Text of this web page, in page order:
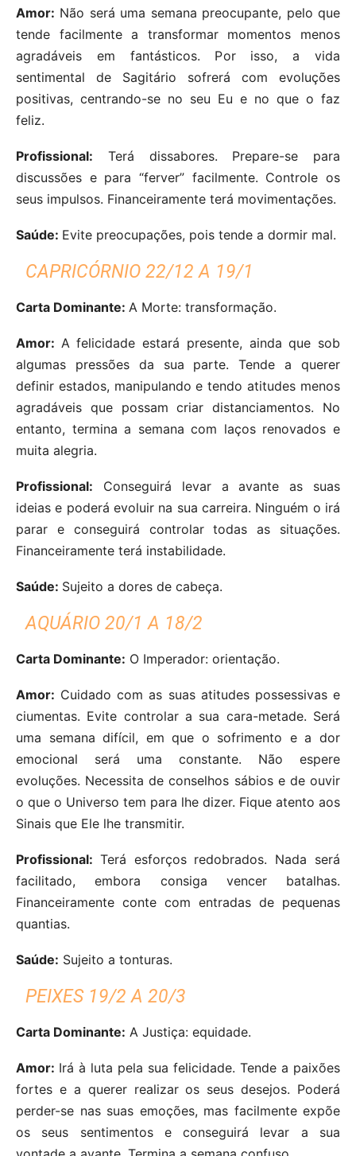
Amor: Não será uma semana preocupante, pelo que
tende facilmente a transformar momentos menos
agradáveis em fantásticos. Por isso, a vida
sentimental de Sagitário sofrerá com evoluções
positivas, centrando-se no seu Eu e no que o faz
feliz.
Profissional: Terá dissabores. Prepare-se para
discussões e para “ferver” facilmente. Controle os
seus impulsos. Financeiramente terá movimentações.
Saúde: Evite preocupações, pois tende a dormir mal.
CAPRICÓRNIO 22/12 A 19/1
Carta Dominante: A Morte: transformação.
Amor: A felicidade estará presente, ainda que sob
algumas pressões da sua parte. Tende a querer
definir estados, manipulando e tendo atitudes menos
agradáveis que possam criar distanciamentos. No
entanto, termina a semana com laços renovados e
muita alegria.
Profissional: Conseguirá levar a avante as suas
ideias e poderá evoluir na sua carreira. Ninguém o irá
parar e conseguirá controlar todas as situações.
Financeiramente terá instabilidade.
Saúde: Sujeito a dores de cabeça.
AQUÁRIO 20/1 A 18/2
Carta Dominante: O Imperador: orientação.
Amor: Cuidado com as suas atitudes possessivas e
ciumentas. Evite controlar a sua cara-metade. Será
uma semana difícil, em que o sofrimento e a dor
emocional será uma constante. Não espere
evoluções. Necessita de conselhos sábios e de ouvir
o que o Universo tem para lhe dizer. Fique atento aos
Sinais que Ele lhe transmitir.
Profissional: Terá esforços redobrados. Nada será
facilitado, embora consiga vencer batalhas.
Financeiramente conte com entradas de pequenas
quantias.
Saúde: Sujeito a tonturas.
PEIXES 19/2 A 20/3
Carta Dominante: A Justiça: equidade.
Amor: Irá à luta pela sua felicidade. Tende a paixões
fortes e a querer realizar os seus desejos. Poderá
perder-se nas suas emoções, mas facilmente expõe
os seus sentimentos e conseguirá levar a sua